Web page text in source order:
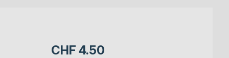
CHF 4.50